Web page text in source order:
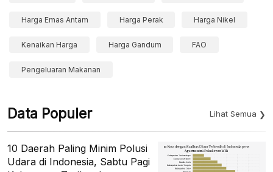
Harga Emas Antam Harga Perak Harga Nikel
Kenaikan Harga Harga Gandum FAO
Pengeluaran Makanan
Data Populer Lihat Semua
10 Daerah Paling Minim Polusi
Udara di Indonesia, Sabtu Pagi